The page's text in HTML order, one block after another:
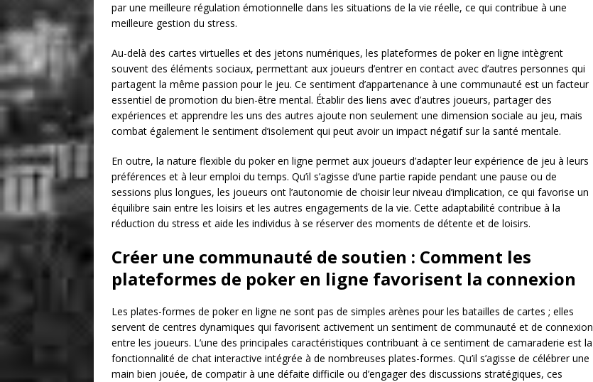
par une meilleure régulation émotionnelle dans les situations de la vie réelle, ce qui contribue à une
meilleure gestion du stress.
Au-delà des cartes virtuelles et des jetons numériques, les plateformes de poker en ligne intègrent
souvent des éléments sociaux, permettant aux joueurs d’entrer en contact avec d’autres personnes qui
partagent la même passion pour le jeu. Ce sentiment d’appartenance à une communauté est un facteur
essentiel de promotion du bien-être mental. Établir des liens avec d’autres joueurs, partager des
expériences et apprendre les uns des autres ajoute non seulement une dimension sociale au jeu, mais
combat également le sentiment d’isolement qui peut avoir un impact négatif sur la santé mentale.
En outre, la nature flexible du poker en ligne permet aux joueurs d’adapter leur expérience de jeu à leurs
préférences et à leur emploi du temps. Qu’il s’agisse d’une partie rapide pendant une pause ou de
sessions plus longues, les joueurs ont l’autonomie de choisir leur niveau d’implication, ce qui favorise un
équilibre sain entre les loisirs et les autres engagements de la vie. Cette adaptabilité contribue à la
réduction du stress et aide les individus à se réserver des moments de détente et de loisirs.
Créer une communauté de soutien : Comment les
plateformes de poker en ligne favorisent la connexion
Les plates-formes de poker en ligne ne sont pas de simples arènes pour les batailles de cartes ; elles
servent de centres dynamiques qui favorisent activement un sentiment de communauté et de connexion
entre les joueurs. L’une des principales caractéristiques contribuant à ce sentiment de camaraderie est la
fonctionnalité de chat interactive intégrée à de nombreuses plates-formes. Qu’il s’agisse de célébrer une
main bien jouée, de compatir à une défaite difficile ou d’engager des discussions stratégiques, ces